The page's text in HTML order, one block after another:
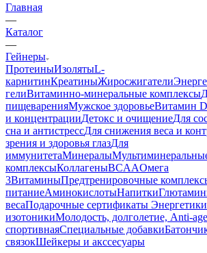
Главная
—
Каталог
—
Гейнеры
ПротеиныИзолятыL-
карнитинКреатиныЖиросжигатели
гелиВитаминно-минеральные комплексы
пищеваренияМужское здоровьеВитамин
и концентрацииДетокс и очищениеДля
сна и антистрессДля снижения веса и
зрения и здоровья глазДля
иммунитетаМинералы
комплексыКоллагеныBCAAОмега
3ВитаминыПредтренировочные
питаниеАминокислотыНапитки
весаПодарочные сертификаты
изотоникиМолодость, долголетие, Anti-age
спортивнаяСпециальные добавки
связокШейкеры и акссесуары